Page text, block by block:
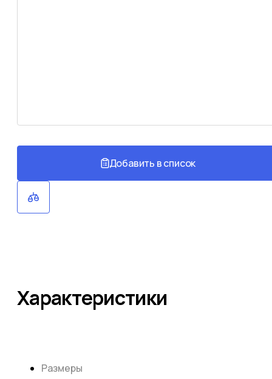
Добавить в список
Характеристики
Размеры